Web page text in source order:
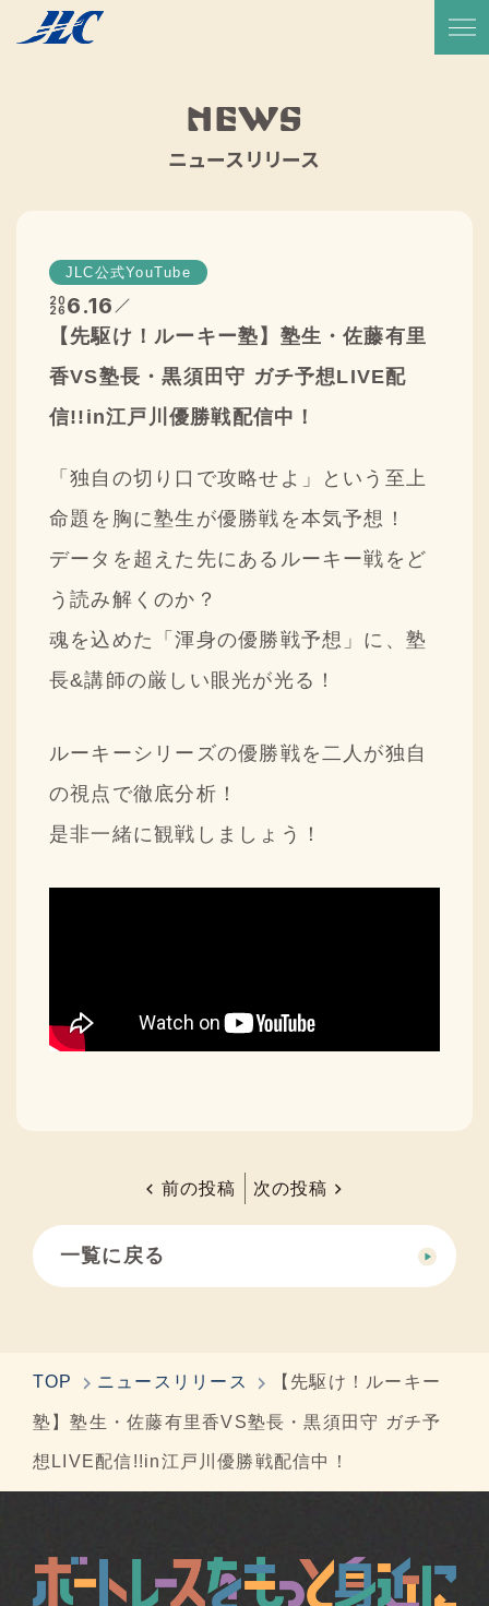
サービス紹介
代表メッセージ
会社概要
会社沿革
採用情報
ニュースリリース
Q&A
ご意見・ご感想
NEWS
ニュースリリース
JLC公式YouTube
20
26 6.16
【先駆け！ルーキー塾】塾生・佐藤有里
香VS塾長・黒須田守 ガチ予想LIVE配
信!!in江戸川優勝戦配信中！
「独自の切り口で攻略せよ」という至上
命題を胸に塾生が優勝戦を本気予想！
データを超えた先にあるルーキー戦をど
う読み解くのか？
魂を込めた「渾身の優勝戦予想」に、塾
長&講師の厳しい眼光が光る！
ルーキーシリーズの優勝戦を二人が独自
の視点で徹底分析！
是非一緒に観戦しましょう！
前の投稿 次の投稿
一覧に戻る
TOP ニュースリリース 【先駆け！ルーキー
塾】塾生・佐藤有里香VS塾長・黒須田守 ガチ予
想LIVE配信!!in江戸川優勝戦配信中！